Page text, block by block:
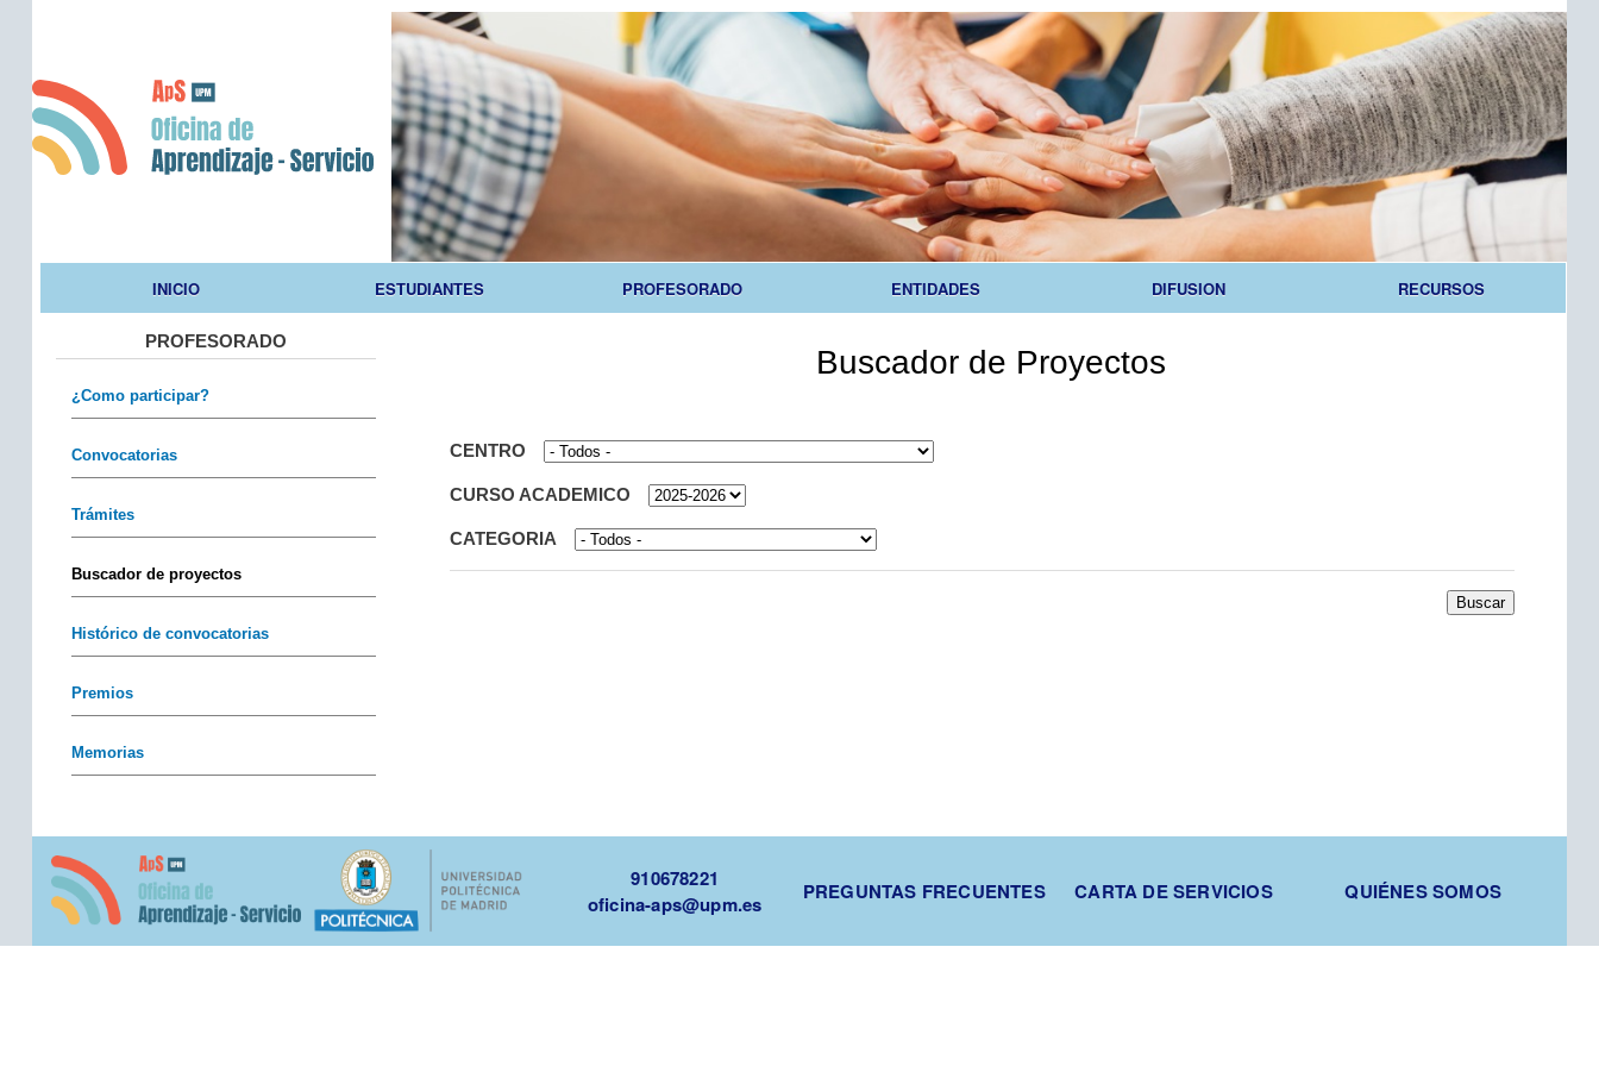
Skip to
INICIO ESTUDIANTES PROFESORADO ENTIDADES DIFUSION RECURSOS
Buscador de Proyectos
CENTRO
CURSO ACADEMICO
CATEGORIA
Buscar
PROFESORADO
¿Como participar?
Convocatorias
Trámites
Buscador de proyectos
Histórico de convocatorias
Premios
Memorias
910678221
oficina-aps@upm.es
PREGUNTAS FRECUENTES CARTA DE SERVICIOS QUIÉNES SOMOS